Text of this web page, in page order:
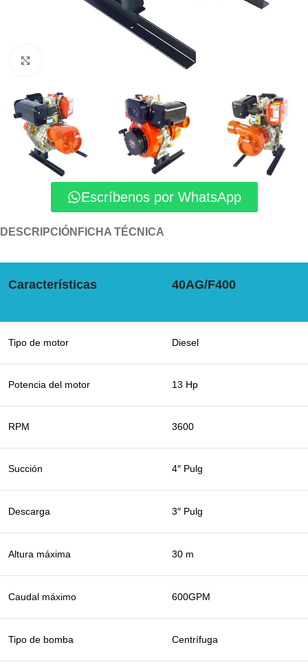
Escríbenos por WhatsApp
DESCRIPCIÓN FICHA TÉCNICA
Características 40AG/F400
Tipo de motor Diesel
Potencia del motor 13 Hp
RPM 3600
Succión 4″ Pulg
Descarga 3″ Pulg
Altura máxima 30 m
Caudal máximo 600GPM
Tipo de bomba Centrífuga